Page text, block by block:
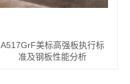
A517GrF美标高强板执行标
准及钢板性能分析